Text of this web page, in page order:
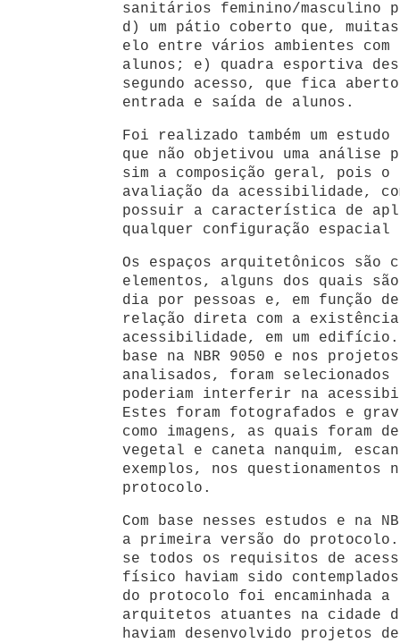
sanitários feminino/masculino
d) um pátio coberto que,
elo entre vários ambientes
alunos; e) quadra esportiva
segundo acesso, que fica
entrada e saída de alunos.
Foi realizado também um
que não objetivou uma análise
sim a composição geral, pois o
avaliação da acessibilidade,
possuir a característica de
qualquer configuração espacial
Os espaços arquitetônicos são
elementos, alguns dos quais
dia por pessoas e, em função
relação direta com a
acessibilidade, em um edifício.
base na NBR 9050 e nos
analisados, foram selecionados
poderiam interferir na
Estes foram fotografados e
como imagens, as quais foram
vegetal e caneta nanquim,
exemplos, nos questionamentos
protocolo.
Com base nesses estudos e na
a primeira versão do
se todos os requisitos de
físico haviam sido
do protocolo foi encaminhada
arquitetos atuantes na cidade
haviam desenvolvido projetos